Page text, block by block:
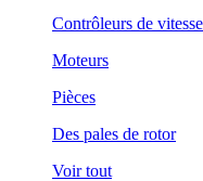
Contrôleurs de
Moteurs
Pièces
Des pales de rotor
Voir tout